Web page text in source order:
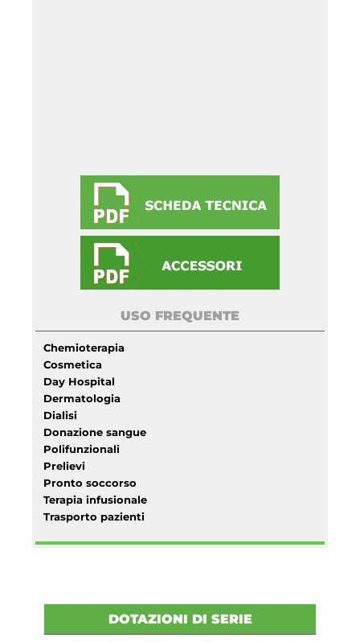
USO FREQUENTE
Chemioterapia
Cosmetica
Day Hospital
Dermatologia
Dialisi
Donazione sangue
Polifunzionali
Prelievi
Pronto soccorso
Terapia infusionale
Trasporto pazienti
DOTAZIONI DI SERIE